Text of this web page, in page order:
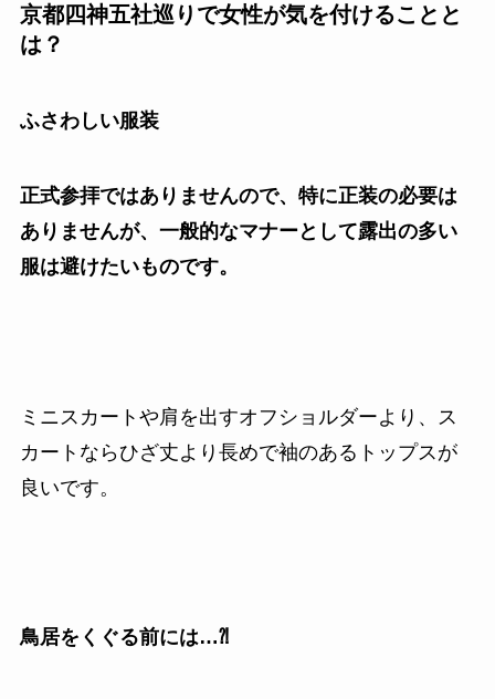
京都四神五社巡りで女性が気を付けることと
は？
ふさわしい服装
正式参拝ではありませんので、特に正装の必要は
ありませんが、一般的なマナーとして露出の多い
服は避けたいものです。
ミニスカートや肩を出すオフショルダーより、ス
カートならひざ丈より長めで袖のあるトップスが
良いです。
鳥居をくぐる前には…⁈